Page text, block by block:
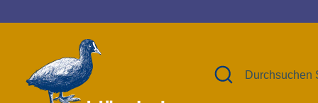
zum
Suchen
Durchsuchen
Sie